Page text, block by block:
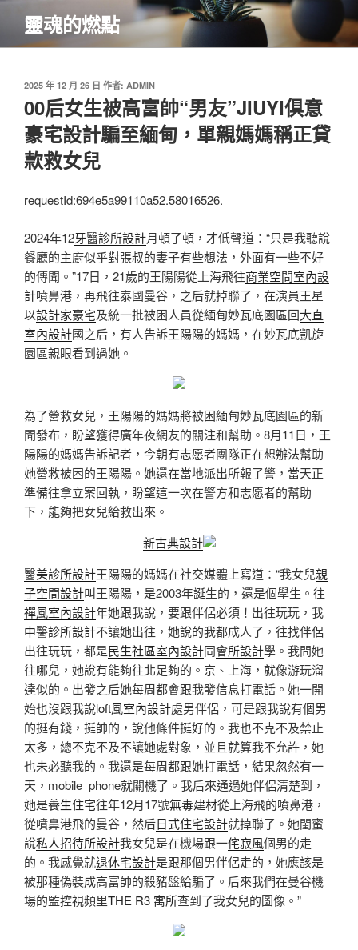
主
靈魂的燃點
發
於
2025 年 12 月 26 日 作者: ADMIN
00后女生被高富帥“男友”JIUYI俱意
豪宅設計騙至緬甸，單親媽媽稱正貸
款救女兒
requestId:694e5a99110a52.58016526.
2024年12牙醫診所設計月頓了頓，才低聲道：“只是我聽說
餐廳的主廚似乎對張叔的妻子有些想法，外面有一些不好
的傳聞。”17日，21歲的王陽陽從上海飛往商業空間室內設
計噴鼻港，再飛往泰國曼谷，之后就掉聯了，在演員王星
以設計家豪宅及統一批被困人員從緬甸妙瓦底園區回大直
室內設計國之后，有人告訴王陽陽的媽媽，在妙瓦底凱旋
園區親眼看到過她。
為了營救女兒，王陽陽的媽媽將被困緬甸妙瓦底園區的新
聞發布，盼望獲得廣年夜網友的關注和幫助。8月11日，王
陽陽的媽媽告訴記者，今朝有志愿者團隊正在想辦法幫助
她營救被困的王陽陽。她還在當地派出所報了警，當天正
準備往拿立案回執，盼望這一次在警方和志愿者的幫助
下，能夠把女兒給救出來。
新古典設計
醫美診所設計王陽陽的媽媽在社交媒體上寫道：“我女兒親
子空間設計叫王陽陽，是2003年誕生的，還是個學生。往
禪風室內設計年她跟我說，要跟伴侶必須！出往玩玩，我
中醫診所設計不讓她出往，她說的我都成人了，往找伴侶
出往玩玩，都是民生社區室內設計同會所設計學。我問她
往哪兒，她說有能夠往北足夠的。京、上海，就像游玩溜
達似的。出發之后她每周都會跟我發信息打電話。她一開
始也沒跟我說loft風室內設計處男伴侶，可是跟我說有個男
的挺有錢，挺帥的，說他條件挺好的。我也不克不及禁止
太多，總不克不及不讓她處對象，並且就算我不允許，她
也未必聽我的。我還是每周都跟她打電話，結果忽然有一
天，mobile_phone就關機了。我后來通過她伴侶清楚到，
她是養生住宅往年12月17號無毒建材從上海飛的噴鼻港，
從噴鼻港飛的曼谷，然后日式住宅設計就掉聯了。她閨蜜
說私人招待所設計我女兒是在機場跟一侘寂風個男的走
的。我感覺就退休宅設計是跟那個男伴侶走的，她應該是
被那種偽裝成高富帥的殺豬盤給騙了。后來我們在曼谷機
場的監控視頻里THE R3 寓所查到了我女兒的圖像。”